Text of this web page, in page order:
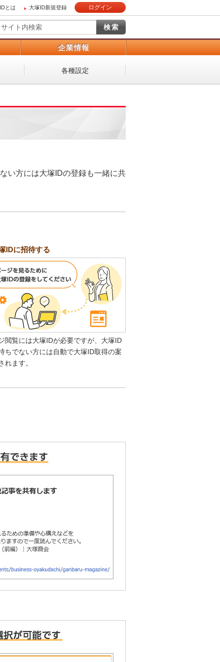
とは 大塚ID新規登録 ログイン
企業情報
各種設定
い方には大塚IDの登録も一緒に共
IDに招待する
閲覧には大塚IDが必要ですが、大塚ID
ちでない方には自動で大塚ID取得の案
れます。